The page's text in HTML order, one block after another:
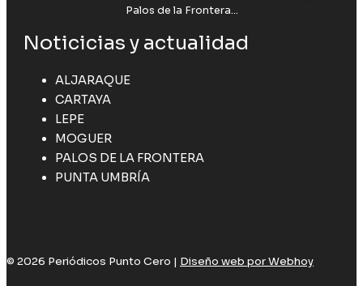
Palos de la Frontera...
Noticicias y actualidad
ALJARAQUE
CARTAYA
LEPE
MOGUER
PALOS DE LA FRONTERA
PUNTA UMBRÍA
© 2026 Periódicos Punto Cero | Diseño web por Webhoy